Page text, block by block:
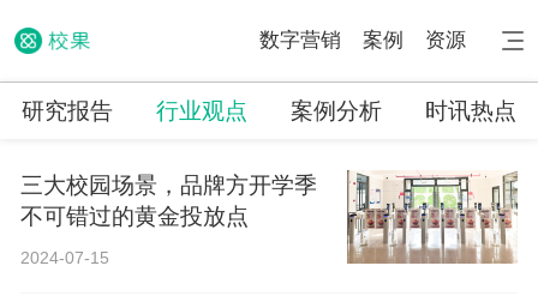
数字营销 案例 资源
研究报告 行业观点 案例分析 时讯热点
三大校园场景，品牌方开学季
不可错过的黄金投放点
2024-07-15